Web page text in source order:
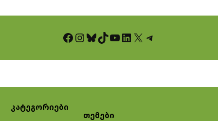
Facebook InstagramBluesky TikTok YouTube LinkedIn X Telegram
კატეგორიები
თემები